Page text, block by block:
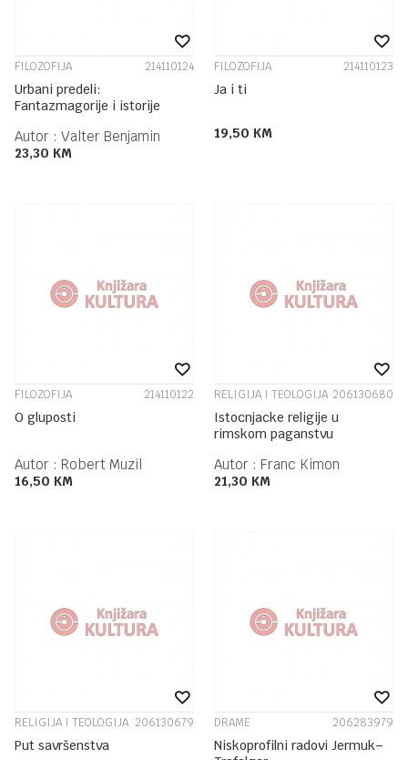
FILOZOFIJA 214110124
Urbani predeli:
Fantazmagorije i istorije
Autor : Valter Benjamin
23,30 KM
FILOZOFIJA 214110123
Ja i ti
19,50 KM
FILOZOFIJA 214110122
O gluposti
Autor : Robert Muzil
16,50 KM
RELIGIJA I TEOLOGIJA 206130680
Istocnjacke religije u
rimskom paganstvu
Autor : Franc Kimon
21,30 KM
RELIGIJA I TEOLOGIJA 206130679
Put savršenstva
DRAME 206283979
Niskoprofilni radovi Jermuk–